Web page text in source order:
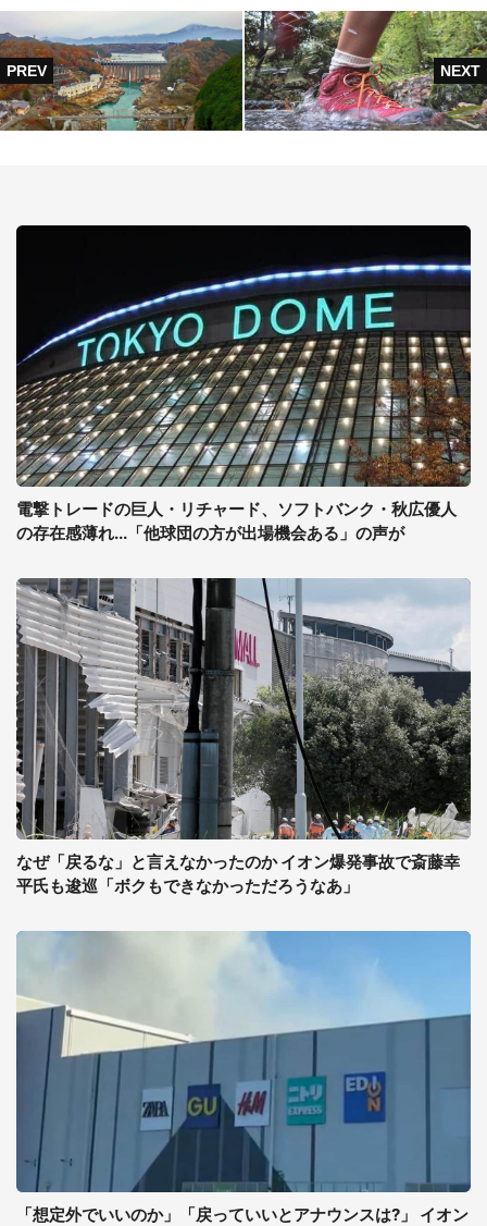
電撃トレードの巨人・リチャード、ソフトバンク・秋広優人
の存在感薄れ...「他球団の方が出場機会ある」の声が
なぜ「戻るな」と言えなかったのか イオン爆発事故で斎藤幸
平氏も逡巡「ボクもできなかっただろうなあ」
「想定外でいいのか」「戻っていいとアナウンスは?」 イオン